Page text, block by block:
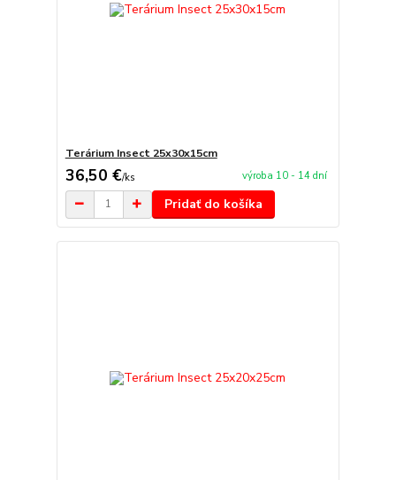
Terárium Insect 25x30x15cm
36,50 €/ks výroba 10 - 14 dní
Pridať do košíka